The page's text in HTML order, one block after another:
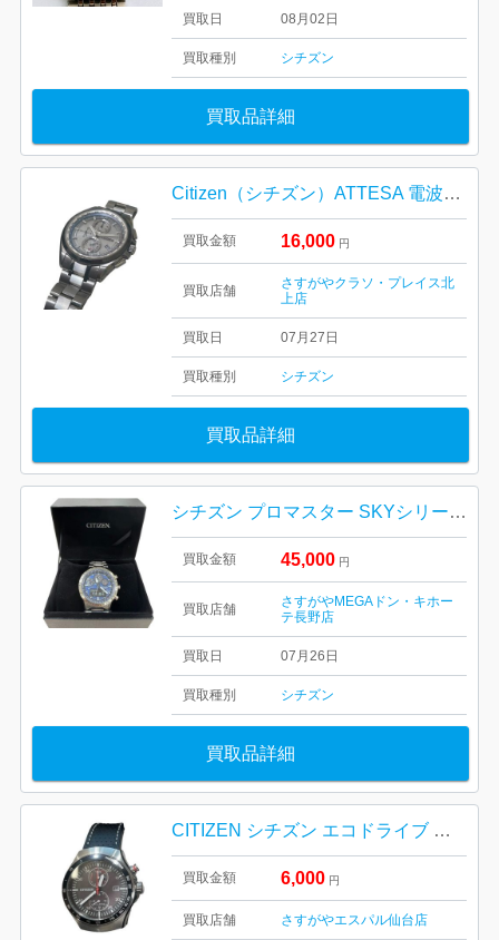
買取日 08月02日
買取種別 シチズン
買取品詳細
Citizen（シチズン）ATTESA 電波ソーラー 時計
買取金額 16,000 円
買取店舗
さすがやクラソ・プレイス北
上店
買取日 07月27日
買取種別 シチズン
買取品詳細
シチズン プロマスター SKYシリーズ エコ・ドライブ コンビネーションウオッチ
買取金額 45,000 円
買取店舗
さすがやMEGAドン・キホー
テ長野店
買取日 07月26日
買取種別 シチズン
買取品詳細
CITIZEN シチズン エコドライブ 腕時計
買取金額 6,000 円
買取店舗 さすがやエスパル仙台店